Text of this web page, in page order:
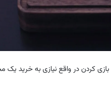
کردن در واقع نیازی به خرید